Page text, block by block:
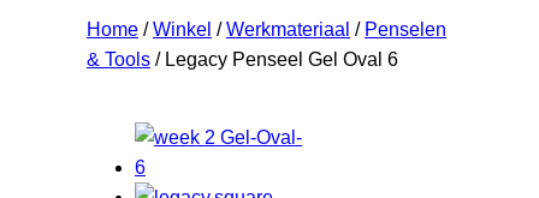
Home / Winkel / Werkmateriaal / Penselen
& Tools / Legacy Penseel Gel Oval 6